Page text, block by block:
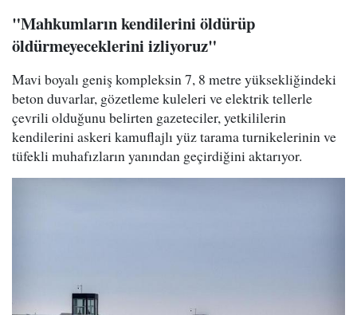
"Mahkumların kendilerini öldürüp
öldürmeyeceklerini izliyoruz"
Mavi boyalı geniş kompleksin 7, 8 metre yüksekliğindeki
beton duvarlar, gözetleme kuleleri ve elektrik tellerle
çevrili olduğunu belirten gazeteciler, yetkililerin
kendilerini askeri kamuflajlı yüz tarama turnikelerinin ve
tüfekli muhafızların yanından geçirdiğini aktarıyor.